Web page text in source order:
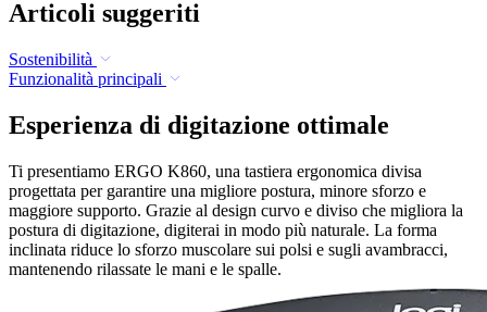
Articoli suggeriti
Sostenibilità
Funzionalità principali
Esperienza di digitazione ottimale
Ti presentiamo ERGO K860, una tastiera ergonomica divisa
progettata per garantire una migliore postura, minore sforzo e
maggiore supporto. Grazie al design curvo e diviso che migliora la
postura di digitazione, digiterai in modo più naturale. La forma
inclinata riduce lo sforzo muscolare sui polsi e sugli avambracci,
mantenendo rilassate le mani e le spalle.